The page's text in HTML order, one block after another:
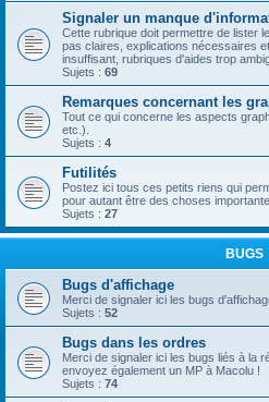
Signaler un manque
Cette rubrique doit permettre de lister
pas claires, explications nécessaires
insuffisant, rubriques d'aides trop
Sujets : 69
Remarques concernant les
Tout ce qui concerne les aspects
etc.).
Sujets : 4
Futilités
Postez ici tous ces petits riens qui
pour autant être des choses
Sujets : 27
BUGS
Bugs d'affichage
Merci de signaler ici les bugs
Sujets : 52
Bugs dans les ordres
Merci de signaler ici les bugs liés à la
envoyez également un MP à Macolu !
Sujets : 74